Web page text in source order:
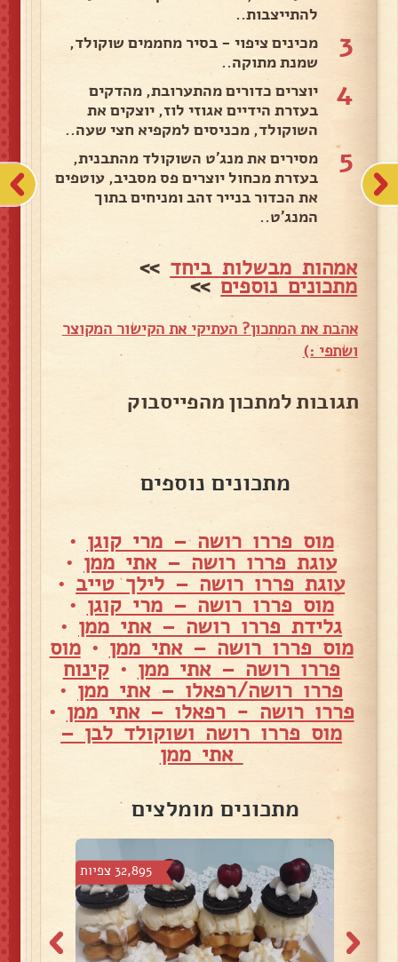
להתייצבות..
3
מכינים ציפוי - בסיר מחממים שוקולד,
שמנת מתוקה..
4
יוצרים כדורים מהתערובת, מהדקים
בעזרת הידיים אגוזי לוז, יוצקים את
השוקולד, מכניסים למקפיא חצי שעה..
5
מסירים את מנג'ט השוקולד מהתבנית,
בעזרת מכחול יוצרים פס מסביב, עוטפים
את הכדור בנייר זהב ומניחים בתוך
המנג'ט..
אמהות מבשלות ביחד >>
מתכונים נוספים>>
אהבת את המתכון? העתיקי את הקישור המקוצר
ושתפי :)
תגובות למתכון מהפייסבוק
מתכונים נוספים
מוס פררו רושה – מרי קוגן •
עוגת פררו רושה – אתי ממן •
עוגת פררו רושה – לילך טייב •
מוס פררו רושה – מרי קוגן •
גלידת פררו רושה – אתי ממן •
מוס פררו רושה – אתי ממן •מוס
פררו רושה – אתי ממן •קינוח
פררו רושה/רפאלו – אתי ממן •
פררו רושה - רפאלו – אתי ממן •
מוס פררו רושה ושוקולד לבן –
אתי ממן
מתכונים מומלצים
32,895 צפיות